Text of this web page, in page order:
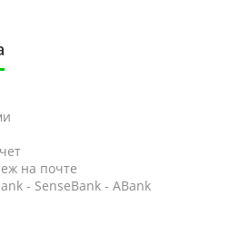
на почте
- SenseBank - АBank